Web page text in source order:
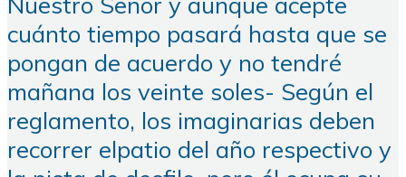
cuánto tiempo pasará hasta que se
pongan de acuerdo y no tendré
mañana los veinte soles- Según el
reglamento, los imaginarias deben
recorrer elpatio del año respectivo y